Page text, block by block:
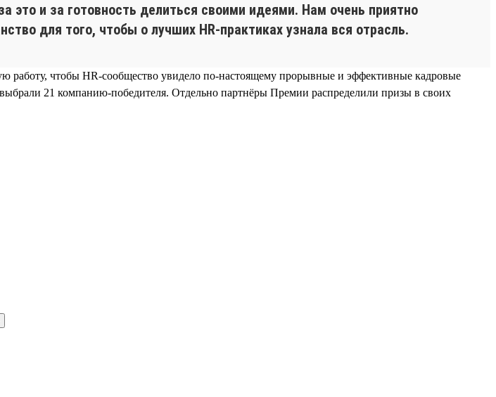
это и за готовность делиться своими идеями. Нам очень приятно
для того, чтобы о лучших HR-практиках узнала вся отрасль.
чтобы HR-сообщество увидело по-настоящему прорывные и эффективные кадровые
21 компанию-победителя. Отдельно партнёры Премии распределили призы в своих